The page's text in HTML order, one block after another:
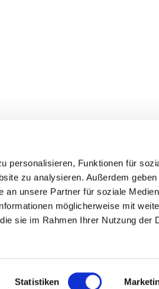
personalisieren, Funktionen für
zu analysieren. Außerdem geben
an unsere Partner für soziale
möglicherweise mit
sie im Rahmen Ihrer Nutzung der
Statistiken